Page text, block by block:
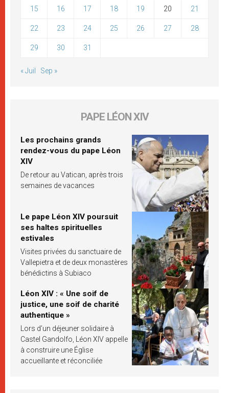
15 16 17 18 19 20 21
22 23 24 25 26 27 28
29 30 31
« Juil Sep »
PAPE LÉON XIV
Les prochains grands
rendez-vous du pape Léon
XIV
De retour au Vatican, après trois
semaines de vacances
Le pape Léon XIV poursuit
ses haltes spirituelles
estivales
Visites privées du sanctuaire de
Vallepietra et de deux monastères
bénédictins à Subiaco
Léon XIV : « Une soif de
justice, une soif de charité
authentique »
Lors d’un déjeuner solidaire à
Castel Gandolfo, Léon XIV appelle
à construire une Église
accueillante et réconciliée